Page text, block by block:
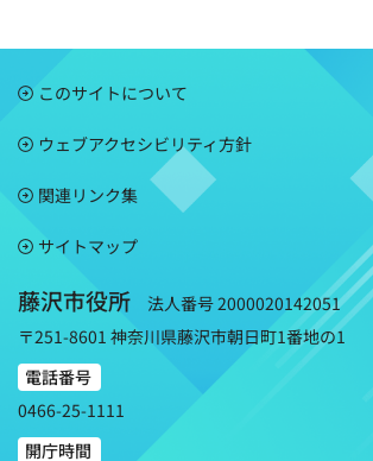
このサイトについて
ウェブアクセシビリティ方針
関連リンク集
サイトマップ
藤沢市役所
法人番号 2000020142051
〒251-8601 神奈川県藤沢市朝日町1番地の1
電話番号
0466-25-1111
開庁時間